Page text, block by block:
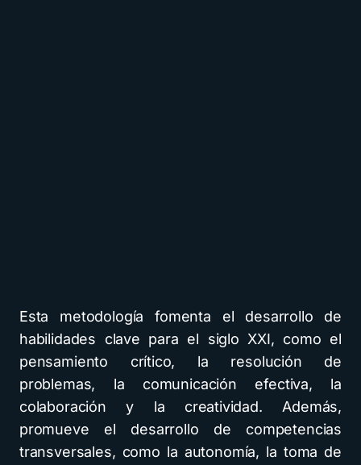
Esta metodología fomenta el desarrollo de
habilidades clave para el siglo XXI, como el
pensamiento crítico, la resolución de
problemas, la comunicación efectiva, la
colaboración y la creatividad. Además,
promueve el desarrollo de competencias
transversales, como la autonomía, la toma de